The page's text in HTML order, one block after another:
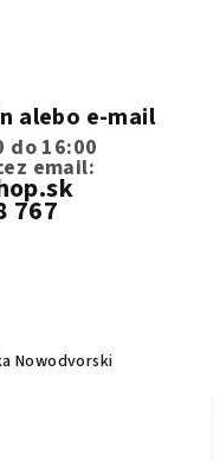
alebo e-mail
do 16:00
email:
767
Nowodvorski